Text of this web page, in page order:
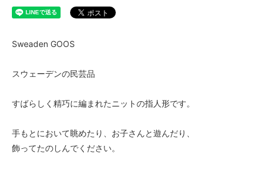
Sweaden GOOS
スウェーデンの民芸品
すばらしく精巧に編まれたニットの指人形です。
手もとにおいて眺めたり、お子さんと遊んだり、
飾ってたのしんでください。